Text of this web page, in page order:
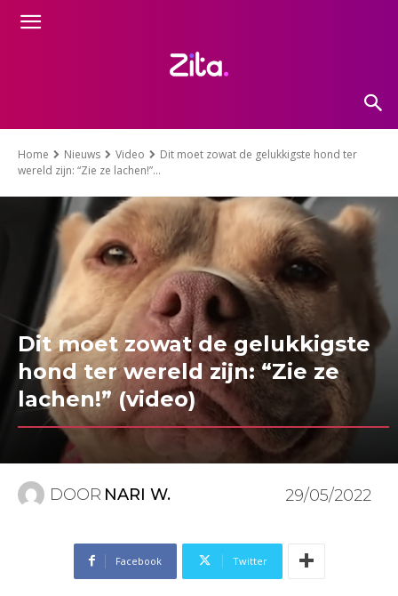
Home Nieuws Video
Dit moet zowat de gelukkigste hond ter
wereld zijn: “Zie ze lachen!”...
Dit moet zowat de gelukkigste
hond ter wereld zijn: “Zie ze
lachen!” (video)
DOOR NARI W. 29/05/2022
Facebook Twitter